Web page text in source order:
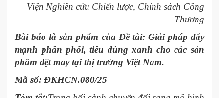
Viện Nghiên cứu Chiến lược, Chính sách Công
Thương
Bài báo là sản phẩm của Đề tài: Giải pháp đẩy
mạnh phân phối, tiêu dùng xanh cho các sản
phẩm dệt may tại thị trường Việt Nam.
Mã số: ĐKHCN.080/25